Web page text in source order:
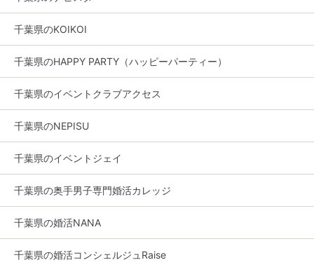
千葉県のKOIKOI
千葉県のHAPPY PARTY（ハッピーパーティー）
千葉県のイベントクラブアクセス
千葉県のNEPISU
千葉県のイベントジェイ
千葉県の奥手男子専門婚活カレッジ
千葉県の婚活NANA
千葉県の婚活コンシェルジュRaise